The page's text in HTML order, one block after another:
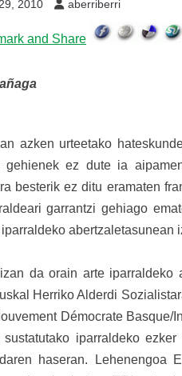
2010 aberriberri
azken urteetako
gehienek ez dute ia
besterik ez ditu eramaten
garrantzi gehiago
abertzaletasunean
da orain arte iparraldeko
Herriko Alderdi
Démocrate Basque/
sustatutako iparraldeko
haseran. Lehenengoa